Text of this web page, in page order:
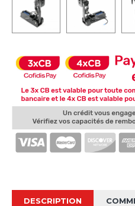
DESCRIPTION